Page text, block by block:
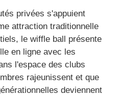
privées s'appuient
attraction traditionnelle
le wiffle ball présente
en ligne avec les
l'espace des clubs
rajeunissent et que
deviennent